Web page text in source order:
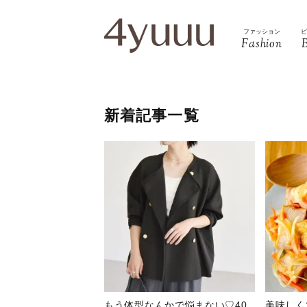
ファッション
Fashion
新着記事一覧